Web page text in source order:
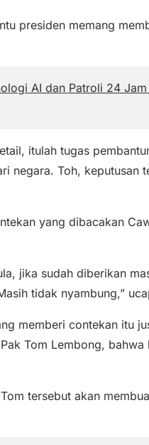
presiden memang
AI dan Patroli 24
itulah tugas
negara. Toh, keputusan
yang dibacakan
jika sudah diberikan
tidak nyambung,”
memberi contekan itu
Tom Lembong, bahwa
tersebut akan